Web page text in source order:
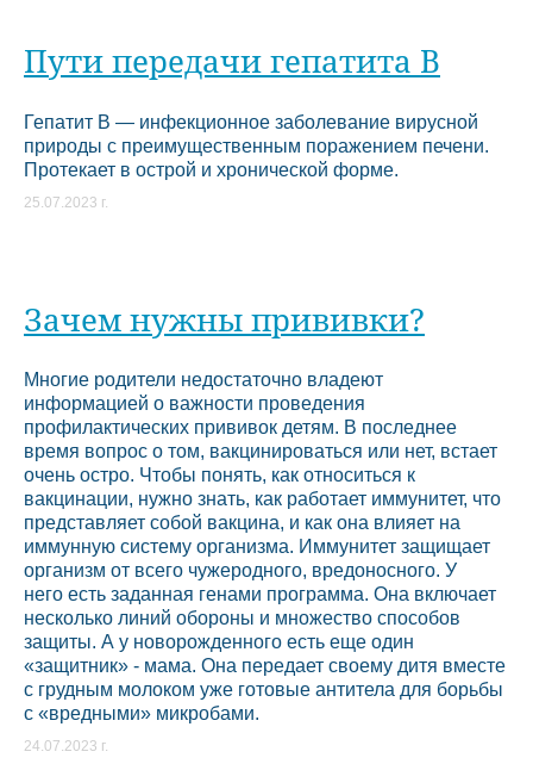
Пути передачи гепатита В
Гепатит B — инфекционное заболевание вирусной
природы с преимущественным поражением печени.
Протекает в острой и хронической форме.
25.07.2023 г.
Зачем нужны прививки?
Многие родители недостаточно владеют
информацией о важности проведения
профилактических прививок детям. В последнее
время вопрос о том, вакцинироваться или нет, встает
очень остро. Чтобы понять, как относиться к
вакцинации, нужно знать, как работает иммунитет, что
представляет собой вакцина, и как она влияет на
иммунную систему организма. Иммунитет защищает
организм от всего чужеродного, вредоносного. У
него есть заданная генами программа. Она включает
несколько линий обороны и множество способов
защиты. А у новорожденного есть еще один
«защитник» - мама. Она передает своему дитя вместе
с грудным молоком уже готовые антитела для борьбы
с «вредными» микробами.
24.07.2023 г.